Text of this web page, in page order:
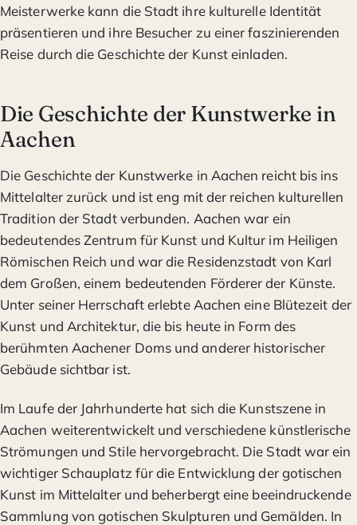
Meisterwerke kann die Stadt ihre kulturelle Identität
präsentieren und ihre Besucher zu einer faszinierenden
Reise durch die Geschichte der Kunst einladen.
Die Geschichte der Kunstwerke in
Aachen
Die Geschichte der Kunstwerke in Aachen reicht bis ins
Mittelalter zurück und ist eng mit der reichen kulturellen
Tradition der Stadt verbunden. Aachen war ein
bedeutendes Zentrum für Kunst und Kultur im Heiligen
Römischen Reich und war die Residenzstadt von Karl
dem Großen, einem bedeutenden Förderer der Künste.
Unter seiner Herrschaft erlebte Aachen eine Blütezeit der
Kunst und Architektur, die bis heute in Form des
berühmten Aachener Doms und anderer historischer
Gebäude sichtbar ist.
Im Laufe der Jahrhunderte hat sich die Kunstszene in
Aachen weiterentwickelt und verschiedene künstlerische
Strömungen und Stile hervorgebracht. Die Stadt war ein
wichtiger Schauplatz für die Entwicklung der gotischen
Kunst im Mittelalter und beherbergt eine beeindruckende
Sammlung von gotischen Skulpturen und Gemälden. In